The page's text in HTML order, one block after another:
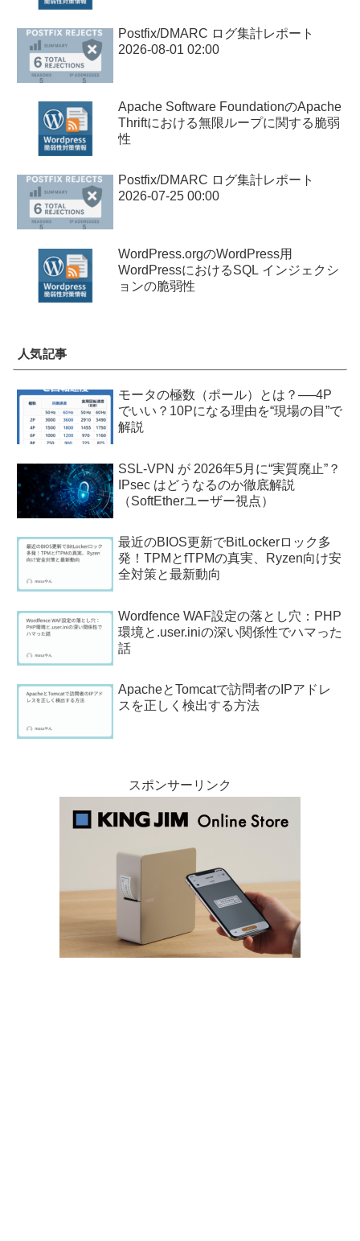
Postfix/DMARC ログ集計レポート
2026-08-01 02:00
Apache Software FoundationのApache
Thriftにおける無限ループに関する脆弱
性
Postfix/DMARC ログ集計レポート
2026-07-25 00:00
WordPress.orgのWordPress用
WordPressにおけるSQL インジェクシ
ョンの脆弱性
人気記事
モータの極数（ポール）とは？──4P
でいい？10Pになる理由を“現場の目”で
解説
SSL-VPN が 2026年5月に“実質廃止”？
IPsec はどうなるのか徹底解説
（SoftEtherユーザー視点）
最近のBIOS更新でBitLockerロック多
発！TPMとfTPMの真実、Ryzen向け安
全対策と最新動向
Wordfence WAF設定の落とし穴：PHP
環境と.user.iniの深い関係性でハマった
話
ApacheとTomcatで訪問者のIPアドレ
スを正しく検出する方法
スポンサーリンク